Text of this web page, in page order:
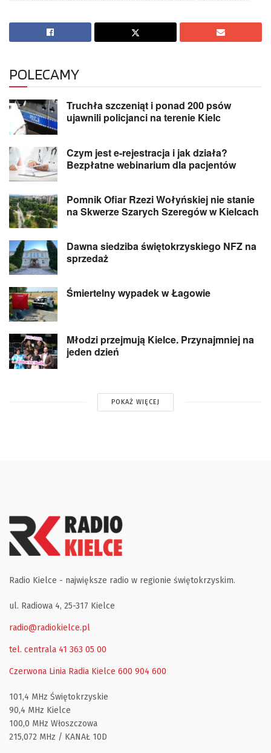
POLECAMY
Truchła szczeniąt i ponad 200 psów
ujawnili policjanci na terenie Kielc
Czym jest e-rejestracja i jak działa?
Bezpłatne webinarium dla pacjentów
Pomnik Ofiar Rzezi Wołyńskiej nie stanie
na Skwerze Szarych Szeregów w Kielcach
Dawna siedziba świętokrzyskiego NFZ na
sprzedaż
Śmiertelny wypadek w Łagowie
Młodzi przejmują Kielce. Przynajmniej na
jeden dzień
POKAŻ WIĘCEJ
Radio Kielce - największe radio w regionie świętokrzyskim.
ul. Radiowa 4, 25-317 Kielce
radio@radiokielce.pl
tel. centrala 41 363 05 00
Czerwona Linia Radia Kielce 600 904 600
101,4 MHz Świętokrzyskie
90,4 MHz Kielce
100,0 MHz Włoszczowa
215,072 MHz / KANAŁ 10D